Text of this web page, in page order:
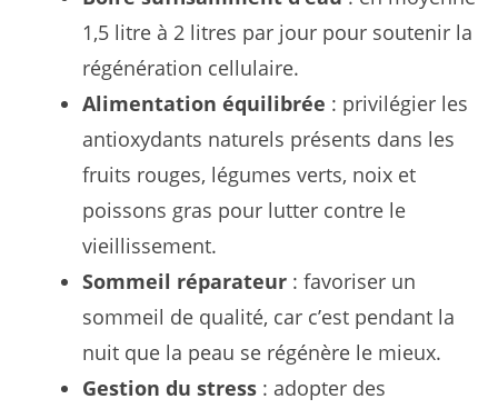
1,5 litre à 2 litres par jour pour soutenir la
régénération cellulaire.
Alimentation équilibrée : privilégier les
antioxydants naturels présents dans les
fruits rouges, légumes verts, noix et
poissons gras pour lutter contre le
vieillissement.
Sommeil réparateur : favoriser un
sommeil de qualité, car c’est pendant la
nuit que la peau se régénère le mieux.
Gestion du stress : adopter des